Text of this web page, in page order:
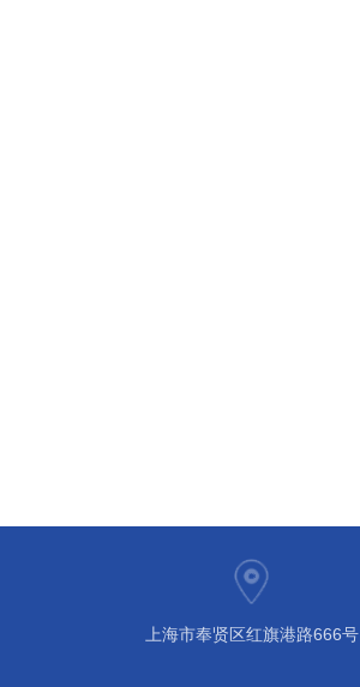
上海市奉贤区红旗港路666号